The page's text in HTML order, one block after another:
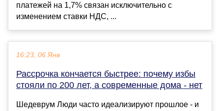
платежей на 1,7% связан исключительно с
изменением ставки НДС, ...
16:23, 06 Янв
Рассрочка кончается быстрее: почему избы
стояли по 200 лет, а современные дома - нет
Шедеврум Люди часто идеализируют прошлое - и